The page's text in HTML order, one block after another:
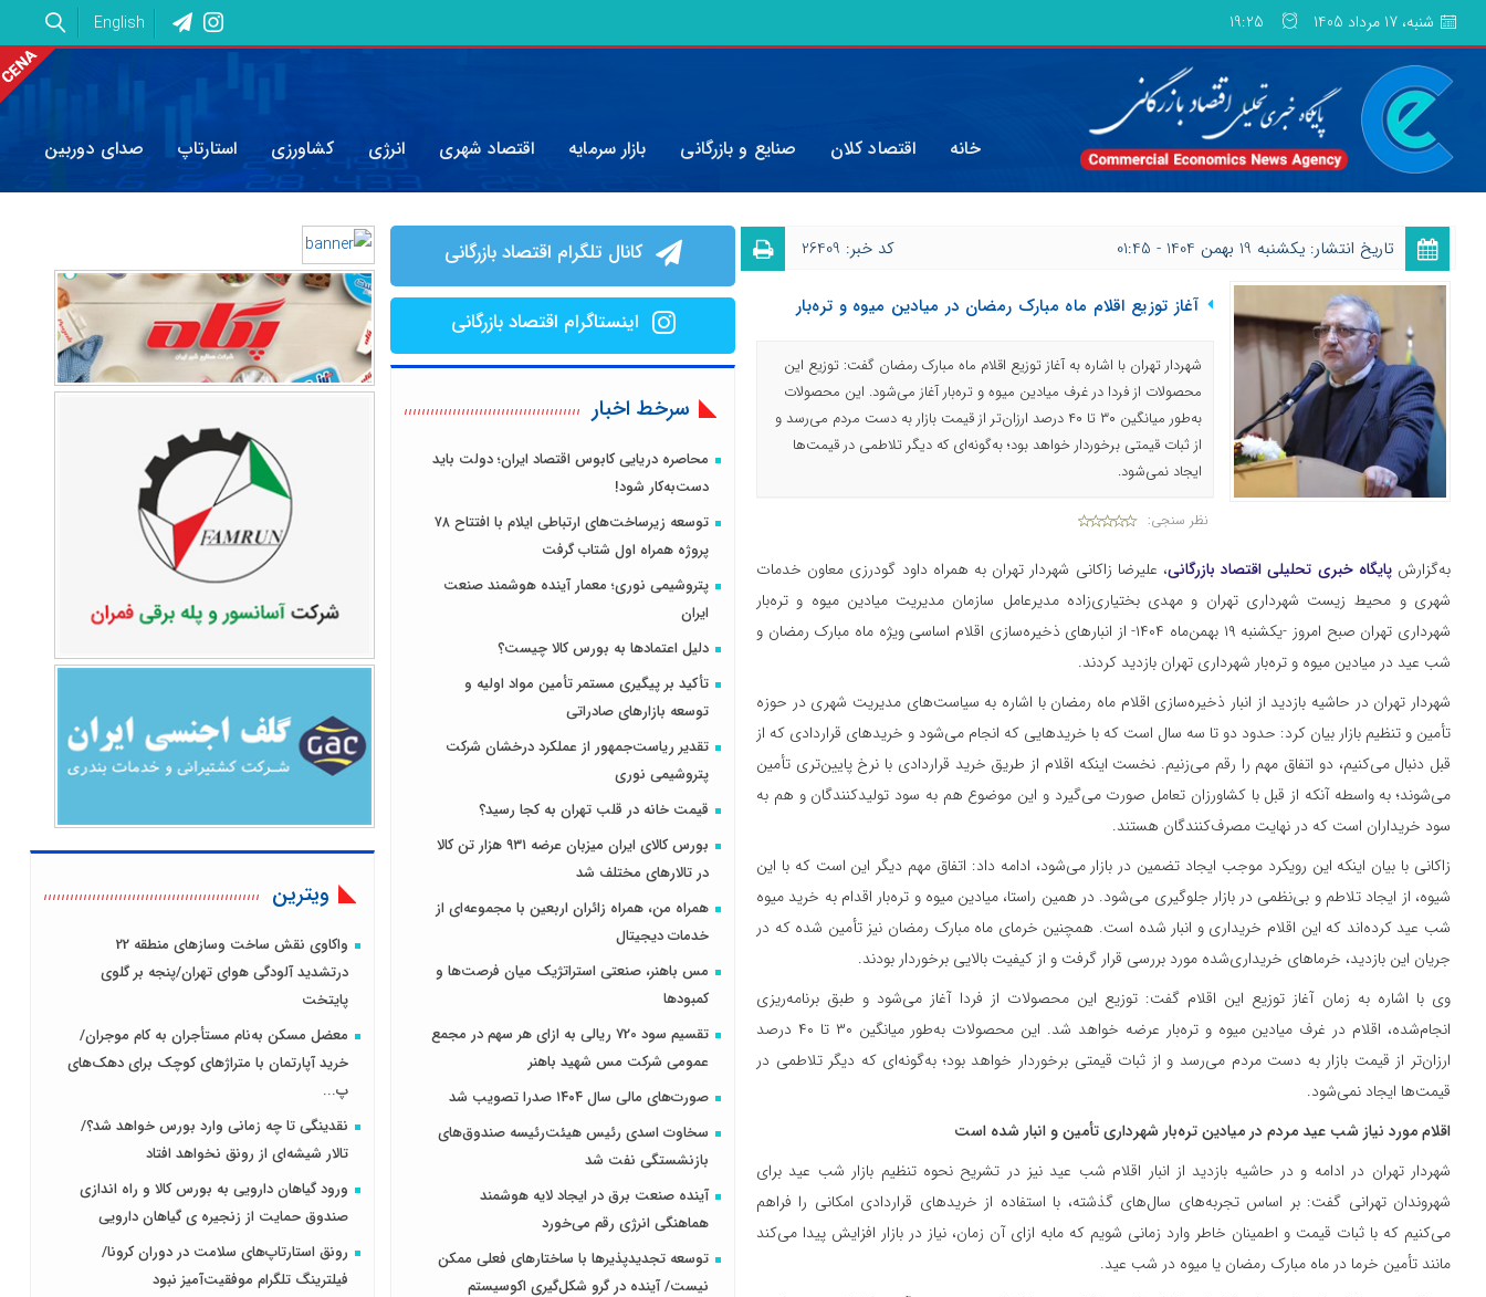
شنبه، 17 مرداد 1405 19:25
English
خانه اقتصاد کلان صنایع و بازرگانی بازار سرمایه اقتصاد شهری انرژی کشاورزی استارتاپ صدای دوربین
تاریخ انتشار: یکشنبه 19 بهمن 1404 - 01:45 کد خبر: 26409
آغاز توزیع اقلام ماه مبارک رمضان در میادین میوه و تره‌بار
شهردار تهران با اشاره به آغاز توزیع اقلام ماه مبارک رمضان گفت: توزیع این
محصولات از فردا در غرف میادین میوه و تره‌بار آغاز می‌شود. این محصولات
به‌طور میانگین ۳۰ تا ۴۰ درصد ارزان‌تر از قیمت بازار به دست مردم می‌رسد و
از ثبات قیمتی برخوردار خواهد بود؛ به‌گونه‌ای که دیگر تلاطمی در قیمت‌ها
ایجاد نمی‌شود.
نظر سنجی:
به‌گزارش پایگاه خبری تحلیلی اقتصاد بازرگانی، علیرضا زاکانی شهردار تهران به همراه داود گودرزی معاون خدمات
شهری و محیط زیست شهرداری تهران و مهدی بختیاری‌زاده مدیرعامل سازمان مدیریت میادین میوه و تره‌بار
شهرداری تهران صبح امروز -یکشنبه ۱۹ بهمن‌ماه ۱۴۰۴- از انبارهای ذخیره‌سازی اقلام اساسی ویژه ماه مبارک رمضان و
شب عید در میادین میوه و تره‌بار شهرداری تهران بازدید کردند.
شهردار تهران در حاشیه بازدید از انبار ذخیره‌سازی اقلام ماه‌ رمضان با اشاره به سیاست‌های مدیریت شهری در حوزه
تأمین و تنظیم بازار بیان کرد: حدود دو تا سه سال است که با خریدهایی که انجام می‌شود و خریدهای قراردادی که از
قبل دنبال می‌کنیم، دو اتفاق مهم را رقم می‌زنیم. نخست اینکه اقلام از طریق خرید قراردادی با نرخ پایین‌تری تأمین
می‌شوند؛ به واسطه آنکه از قبل با کشاورزان تعامل صورت می‌گیرد و این موضوع هم به سود تولیدکنندگان و هم به
سود خریداران است که در نهایت مصرف‌کنندگان هستند.
زاکانی با بیان اینکه این رویکرد موجب ایجاد تضمین در بازار می‌شود، ادامه داد: اتفاق مهم دیگر این است که با این
شیوه، از ایجاد تلاطم و بی‌نظمی در بازار جلوگیری می‌شود. در همین راستا، میادین میوه و تره‌بار اقدام به خرید میوه
شب عید کرده‌اند که این اقلام خریداری و انبار شده است. همچنین خرمای ماه مبارک رمضان نیز تأمین شده که در
جریان این بازدید، خرماهای خریداری‌شده مورد بررسی قرار گرفت و از کیفیت بالایی برخوردار بودند.
وی با اشاره به زمان آغاز توزیع این اقلام گفت: توزیع این محصولات از فردا آغاز می‌شود و طبق برنامه‌ریزی
انجام‌شده، اقلام در غرف میادین میوه و تره‌بار عرضه خواهد شد. این محصولات به‌طور میانگین ۳۰ تا ۴۰ درصد
ارزان‌تر از قیمت بازار به دست مردم می‌رسد و از ثبات قیمتی برخوردار خواهد بود؛ به‌گونه‌ای که دیگر تلاطمی در
قیمت‌ها ایجاد نمی‌شود.
اقلام مورد نیاز شب عید مردم در میادین تره‌بار شهرداری تأمین و انبار شده است
شهردار تهران در ادامه و در حاشیه بازدید از انبار اقلام شب‌ عید نیز در تشریح نحوه تنظیم بازار شب عید برای
شهروندان تهرانی گفت: بر اساس تجربه‌های سال‌های گذشته، با استفاده از خریدهای قراردادی امکانی را فراهم
می‌کنیم که با ثبات قیمت و اطمینان خاطر وارد زمانی شویم که مابه ازای آن زمان، نیاز در بازار افزایش پیدا می‌کند
مانند تأمین خرما در ماه مبارک رمضان یا میوه در شب عید.
کانال تلگرام اقتصاد بازرگانی
اینستاگرام اقتصاد بازرگانی
سرخط اخبار
محاصره دریایی کابوس اقتصاد ایران؛ دولت باید
دست‌به‌کار شود!
توسعه زیرساخت‌های ارتباطی ایلام با افتتاح ۷۸
پروژه همراه اول شتاب گرفت
پتروشیمی نوری؛ معمار آینده هوشمند صنعت
ایران
دلیل اعتمادها به بورس کالا چیست؟
تأکید بر پیگیری مستمر تأمین مواد اولیه و
توسعه بازارهای صادراتی
تقدیر ریاست‌جمهور از عملکرد درخشان شرکت
پتروشیمی نوری
قیمت خانه در قلب تهران به کجا رسید؟
بورس کالای ایران میزبان عرضه ۹۳۱ هزار تن کالا
در تالارهای مختلف شد
همراه من، همراه زائران اربعین با مجموعه‌ای از
خدمات دیجیتال
مس باهنر، صنعتی استراتژیک میان فرصت‌ها و
کمبودها
تقسیم سود 720 ریالی به ازای هر سهم در مجمع
عمومی شرکت مس شهید باهنر
صورت‌های مالی سال ۱۴۰۴ صدرا تصویب شد
سخاوت اسدی رئیس هیئت‌رئیسه صندوق‌های
بازنشستگی نفت شد
آینده صنعت برق در ایجاد لایه هوشمند
هماهنگی انرژی رقم می‌خورد
توسعه تجدیدپذیرها با ساختارهای فعلی ممکن
نیست/ آینده در گرو شکل‌گیری اکوسیستم
ویترین
واکاوی نقش ساخت وسازهای منطقه 22
درتشدید آلودگی هوای تهران/پنجه بر گلوی
پایتخت
معضل مسکن به‌نام مستأجران به کام موجران/
خرید آپارتمان با متراژهای کوچک برای دهک‌های
پ...
نقدینگی تا چه زمانی وارد بورس خواهد شد؟/
تالار شیشه‌ای از رونق نخواهد افتاد
ورود گیاهان دارویی به بورس کالا و راه اندازی
صندوق حمایت از زنجیره ی گیاهان دارویی
رونق استارتاپ‌های سلامت در دوران کرونا/
فیلترینگ تلگرام موفقیت‌آمیز نبود